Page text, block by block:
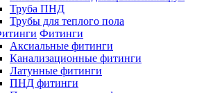
Труба ПНД
Трубы для теплого пола
Фитинги
Аксиальные фитинги
Канализационные фитинги
Латунные фитинги
ПНД фитинги